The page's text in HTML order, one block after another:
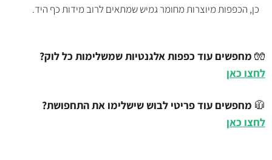
🧤 מחפשים עוד כפפות אלגנטיות שמשלימות כל לוק?
לחצו כאן
🧥 מחפשים עוד פריטי לבוש שישלימו את התחפושת?
לחצו כאן
כן, הכפפות מיוצרות מחומר גמיש שמתאים לרוב מידות כף היד.